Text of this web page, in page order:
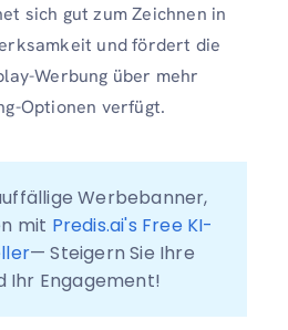
sich gut zum Zeichnen in
und fördert die
Werbung über mehr
Optionen verfügt.
Werbebanner,
mit Predis.ai's Free KI-
— Steigern Sie Ihre
Ihr Engagement!